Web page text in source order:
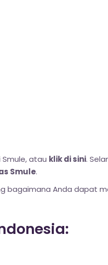
atau klik di sini.
Smule.
bagaimana Anda dapat